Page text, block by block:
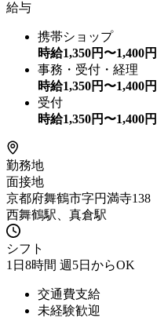
給与
携帯ショップ
時給1,350円〜1,400円
事務・受付・経理
時給1,350円〜1,400円
受付
時給1,350円〜1,400円
勤務地
面接地
京都府舞鶴市字円満寺138
西舞鶴駅、真倉駅
シフト
1日8時間 週5日からOK
交通費支給
未経験歓迎